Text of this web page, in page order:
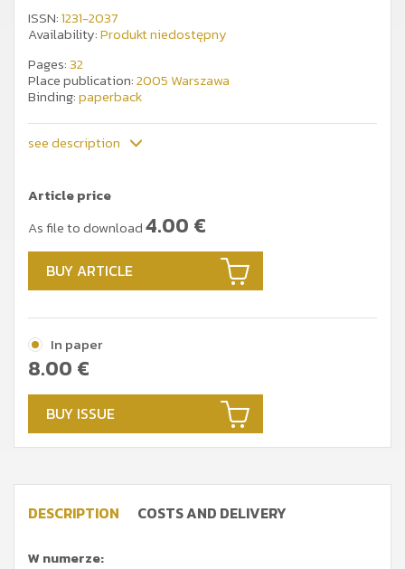
ISSN:1231-2037
Availability:Produkt niedostępny
Pages:32
Place publication:2005 Warszawa
Binding:paperback
see description
Article price
As file to download4.00 €
BUY ARTICLE
In paper
8.00 €
BUY ISSUE
DESCRIPTION COSTS AND DELIVERY
W numerze: